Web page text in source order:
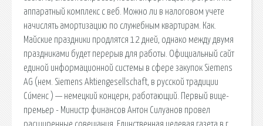
аппаратный комплекс с веб. Можно ли в налоговом учете
начислять амортизацию по служебным квартирам. Как.
Майские праздники продлятся 12 дней, однако между двумя
праздниками будет перерыв для работы. Официальный сайт
единой информационной системы в сфере закупок Siemens
AG (нем. Siemens Aktiengesellschaft, в русской традиции
Си́менс ) — немецкий концерн, работающий. Первый вице-
премьер - Министр финансов Антон Силуанов провел
расширенные совещания. Единственная целевая газета в г.